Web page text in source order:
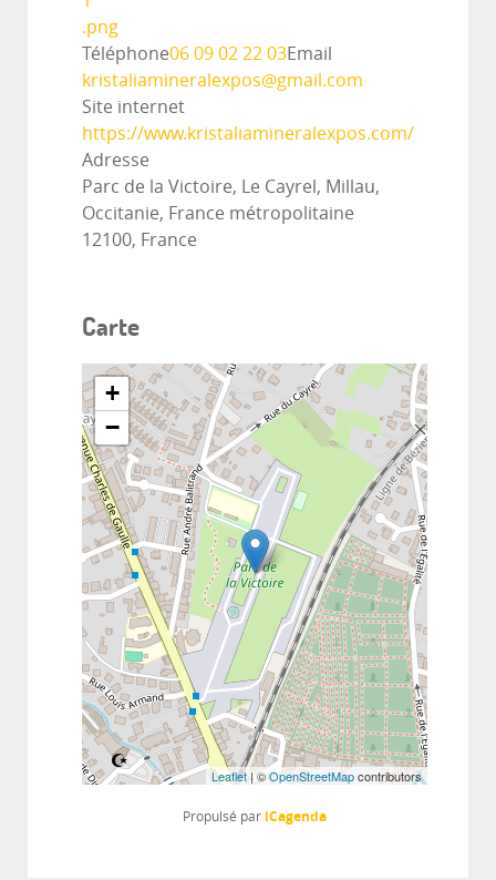
.png
Téléphone06 09 02 22 03Email
kristaliamineralexpos@gmail.com
Site internet
https://www.kristaliamineralexpos.com/
Adresse
Parc de la Victoire, Le Cayrel, Millau,
Occitanie, France métropolitaine
12100, France
Carte
+
−
Leaflet| ©OpenStreetMapcontributors
Propulsé par iCagenda